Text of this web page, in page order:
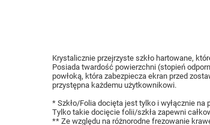
Krystalicznie przejrzyste szkło hartowane,
Posiada twardość powierzchni (stopień
powłoką, która zabezpiecza ekran przed
przystępna każdemu użytkownikowi.
* Szkło/Folia docięta jest tylko i wyłącznie
Tylko takie docięcie folii/szkła zapewni
** Ze względu na różnorodne frezowanie